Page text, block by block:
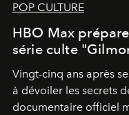
POP CULTURE
HBO Max
série culte
Vingt-cinq ans après
à dévoiler les secrets
documentaire officiel